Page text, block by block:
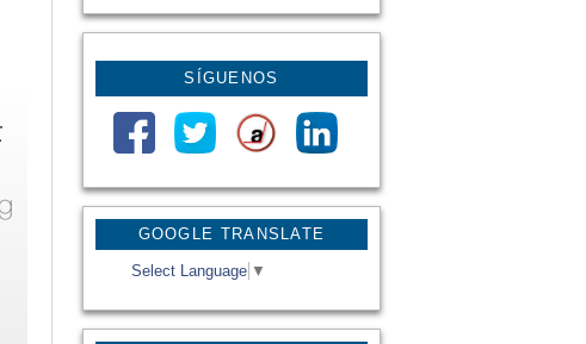
GOOGLE TRANSLATE
Select Language ▼
SÍGUENOS